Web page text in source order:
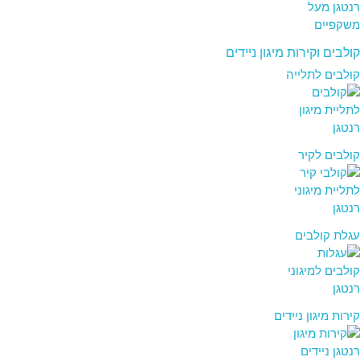
קולבים וקירות מיגון ניידים
קולבים לתלייה
קולבים לקיר
עגלת קולבים
קירות מיגון ניידים